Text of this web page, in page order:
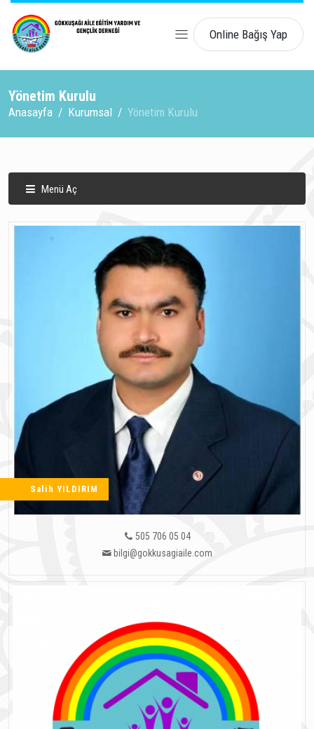
Online Bağış Yap
Yönetim Kurulu
Anasayfa Kurumsal Yönetim Kurulu
Menü Aç
Salih YILDIRIM
505 706 05 04
bilgi@gokkusagiaile.com